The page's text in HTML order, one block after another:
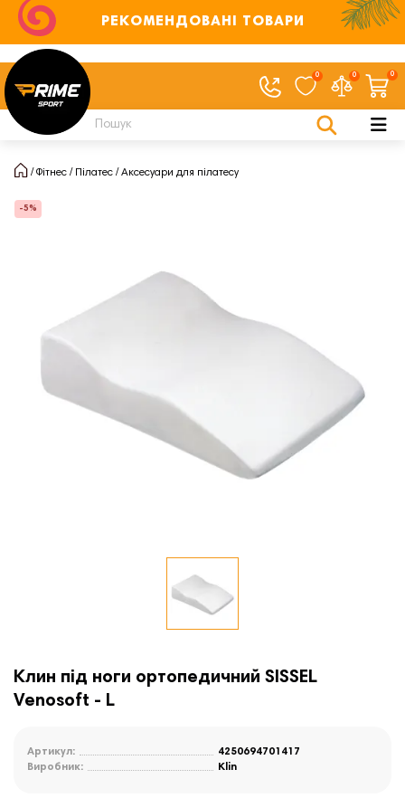
РЕКОМЕНДОВАНІ ТОВАРИ
0 0 0
Фітнес Пілатес Аксесуари для пілатесу
-5%
Клин під ноги ортопедичний SISSEL
Venosoft - L
Артикул:
4250694701417
Виробник:
Klin